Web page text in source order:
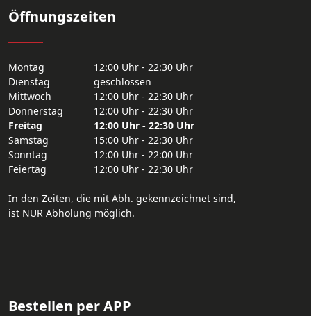
Öffnungszeiten
Montag
12:00 Uhr - 22:30 Uhr
Dienstag
geschlossen
Mittwoch
12:00 Uhr - 22:30 Uhr
Donnerstag
12:00 Uhr - 22:30 Uhr
Freitag
12:00 Uhr - 22:30 Uhr
Samstag
15:00 Uhr - 22:30 Uhr
Sonntag
12:00 Uhr - 22:00 Uhr
Feiertag
12:00 Uhr - 22:30 Uhr
In den Zeiten, die mit Abh. gekennzeichnet sind,
ist NUR Abholung möglich.
Bestellen per APP